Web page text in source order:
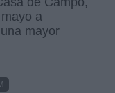
a
mayor